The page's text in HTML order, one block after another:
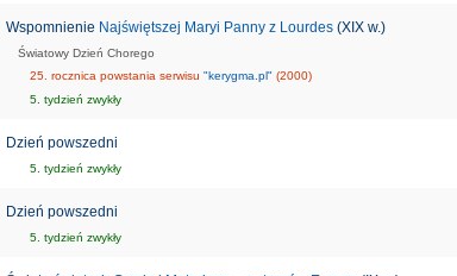
Wspomnienie Najświętszej Maryi Panny z Lourdes(XIX w.)
Światowy Dzień Chorego
25. rocznica powstania serwisu "kerygma.pl"(2000)
5. tydzień zwykły
Dzień powszedni
5. tydzień zwykły
Dzień powszedni
5. tydzień zwykły